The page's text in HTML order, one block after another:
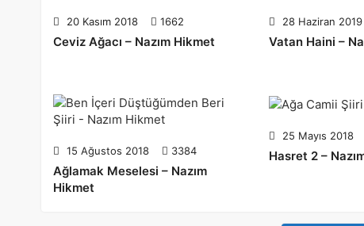
20 Kasım 2018 1662
Ceviz Ağacı – Nazım Hikmet
28 Haziran 2019
Vatan Haini –
15 Ağustos 2018 3384
Ağlamak Meselesi – Nazım
Hikmet
25 Mayıs 2018
Hasret 2 –